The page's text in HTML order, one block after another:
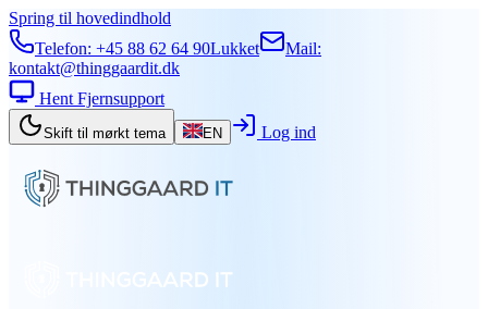
Spring til hovedindhold
Telefon: +45 88 62 64 90Lukket
Mail:
kontakt@thinggaardit.dk
Hent Fjernsupport
Skift til mørkt tema EN Log ind